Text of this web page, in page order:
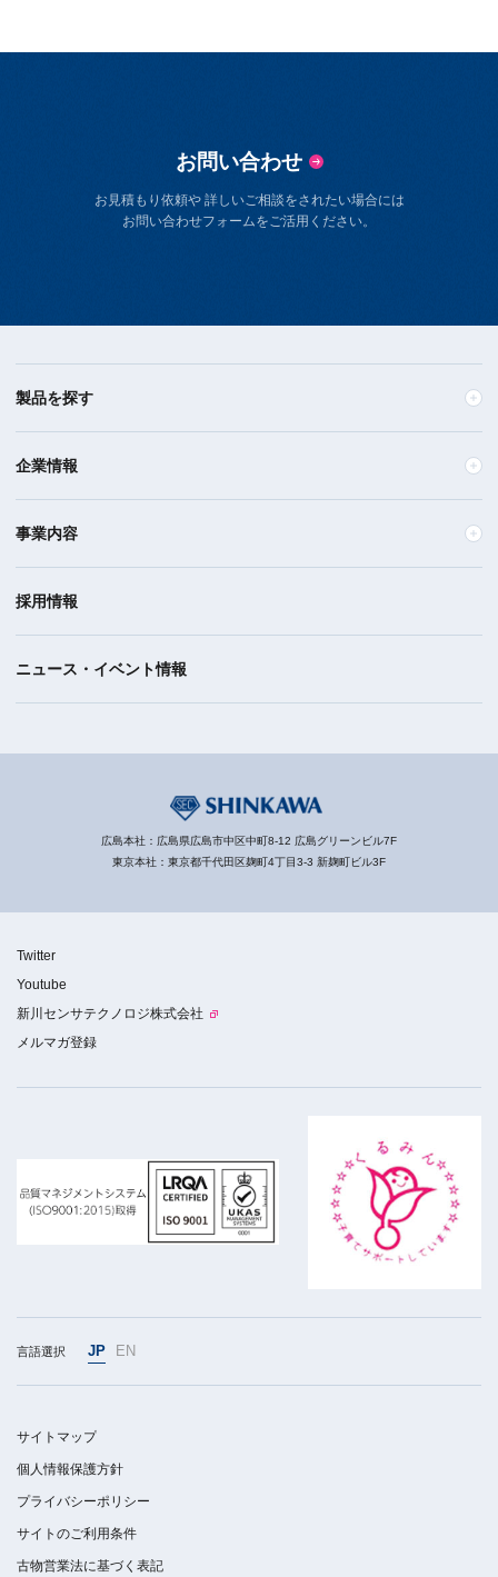
お問い合わせ
お見積もり依頼や 詳しいご相談をされたい場合には
お問い合わせフォームをご活用ください。
製品を探す
企業情報
事業内容
採用情報
ニュース・イベント情報
広島本社：広島県広島市中区中町8-12 広島グリーンビル7F
東京本社：東京都千代田区麹町4丁目3-3 新麹町ビル3F
Twitter
Youtube
新川センサテクノロジ株式会社
メルマガ登録
言語選択 JP EN
サイトマップ
個人情報保護方針
プライバシーポリシー
サイトのご利用条件
古物営業法に基づく表記